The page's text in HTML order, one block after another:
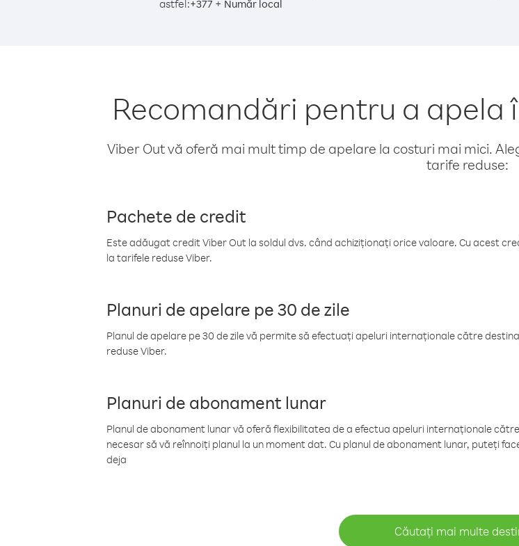
astfel:+377+ Număr local
Recomandări pentru a apela
Viber Out vă oferă mai mult timp de apelare la costuri mai mici.
tarife reduse:
Pachete de credit
Este adăugat credit Viber Out la soldul dvs. când achiziționați orice valoare. Cu acest
la tarifele reduse Viber.
Planuri de apelare pe 30 de zile
Planul de apelare pe 30 de zile vă permite să efectuați apeluri internaționale către
reduse Viber.
Planuri de abonament lunar
Planul de abonament lunar vă oferă flexibilitatea de a efectua apeluri internaționale
necesar să vă reînnoiți planul la un moment dat. Cu planul de abonament lunar, puteți
deja
Căutați mai multe